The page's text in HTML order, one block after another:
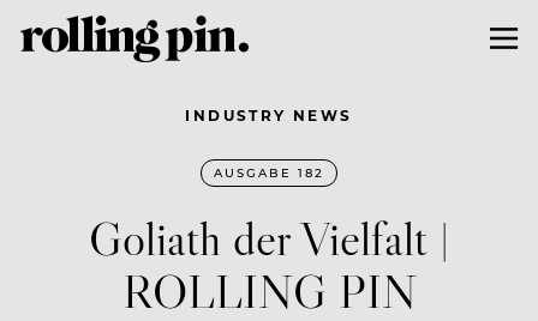
INDUSTRY NEWS
AUSGABE 182
Goliath der Vielfalt |
ROLLING PIN